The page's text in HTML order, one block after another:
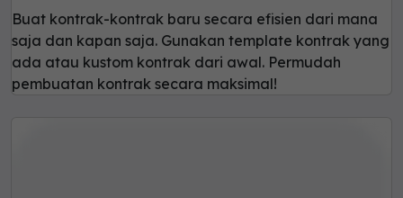
Buat kontrak-kontrak baru secara efisien dari mana
saja dan kapan saja. Gunakan template kontrak yang
ada atau kustom kontrak dari awal. Permudah
pembuatan kontrak secara maksimal!